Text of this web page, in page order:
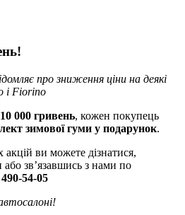
про зниження ціни на деякі
і Fiorino
10 000 гривень, кожен покупець
зимової гуми у подарунок.
ви можете дізнатися,
зв’язавшись з нами по
54-05